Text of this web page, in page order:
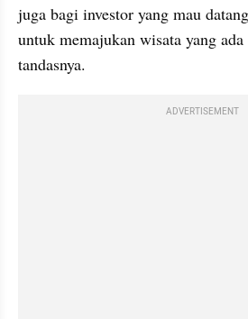
juga bagi investor yang mau
untuk memajukan wisata yang
tandasnya.
ADVERTISEMENT